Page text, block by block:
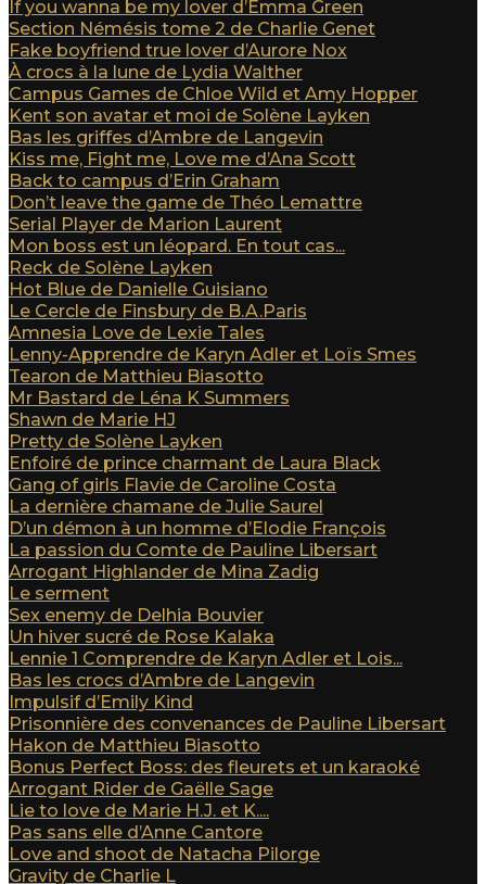
If you wanna be my lover d’Emma Green
Section Némésis tome 2 de Charlie Genet
Fake boyfriend true lover d’Aurore Nox
À crocs à la lune de Lydia Walther
Campus Games de Chloe Wild et Amy Hopper
Kent son avatar et moi de Solène Layken
Bas les griffes d’Ambre de Langevin
Kiss me, Fight me, Love me d’Ana Scott
Back to campus d’Erin Graham
Don’t leave the game de Théo Lemattre
Serial Player de Marion Laurent
Mon boss est un léopard. En tout cas...
Reck de Solène Layken
Hot Blue de Danielle Guisiano
Le Cercle de Finsbury de B.A.Paris
Amnesia Love de Lexie Tales
Lenny-Apprendre de Karyn Adler et Loïs Smes
Tearon de Matthieu Biasotto
Mr Bastard de Léna K Summers
Shawn de Marie HJ
Pretty de Solène Layken
Enfoiré de prince charmant de Laura Black
Gang of girls Flavie de Caroline Costa
La dernière chamane de Julie Saurel
D’un démon à un homme d’Elodie François
La passion du Comte de Pauline Libersart
Arrogant Highlander de Mina Zadig
Le serment
Sex enemy de Delhia Bouvier
Un hiver sucré de Rose Kalaka
Lennie 1 Comprendre de Karyn Adler et Lois...
Bas les crocs d’Ambre de Langevin
Impulsif d’Emily Kind
Prisonnière des convenances de Pauline Libersart
Hakon de Matthieu Biasotto
Bonus Perfect Boss: des fleurets et un karaoké
Arrogant Rider de Gaëlle Sage
Lie to love de Marie H.J. et K....
Pas sans elle d’Anne Cantore
Love and shoot de Natacha Pilorge
Gravity de Charlie L